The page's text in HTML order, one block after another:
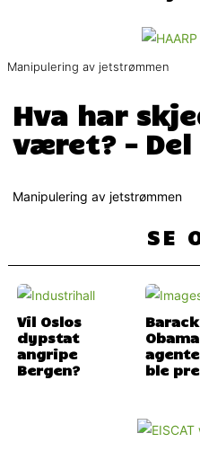
Manipulering av jetstrømmen
Hva har
været? – Del
Manipulering av jetstrømmen
SE
Vil Oslos
dypstat
angripe
Bergen?
Barack
Obama
ble